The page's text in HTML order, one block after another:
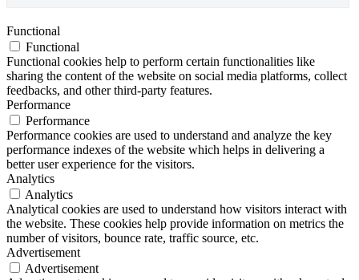
Functional
Functional
Functional cookies help to perform certain functionalities like
sharing the content of the website on social media platforms, collect
feedbacks, and other third-party features.
Performance
Performance
Performance cookies are used to understand and analyze the key
performance indexes of the website which helps in delivering a
better user experience for the visitors.
Analytics
Analytics
Analytical cookies are used to understand how visitors interact with
the website. These cookies help provide information on metrics the
number of visitors, bounce rate, traffic source, etc.
Advertisement
Advertisement